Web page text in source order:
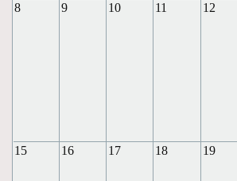
8 9 10 11 12
15 16 17 18 19